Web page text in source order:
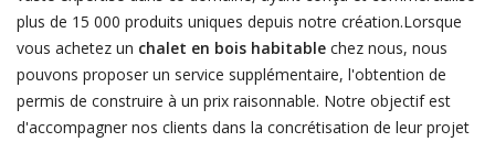
plus de 15 000 produits uniques depuis notre création.Lorsque
vous achetez un chalet en bois habitablechez nous, nous
pouvons proposer un service supplémentaire, l'obtention de
permis de construire à un prix raisonnable. Notre objectif est
d'accompagner nos clients dans la concrétisation de leur projet